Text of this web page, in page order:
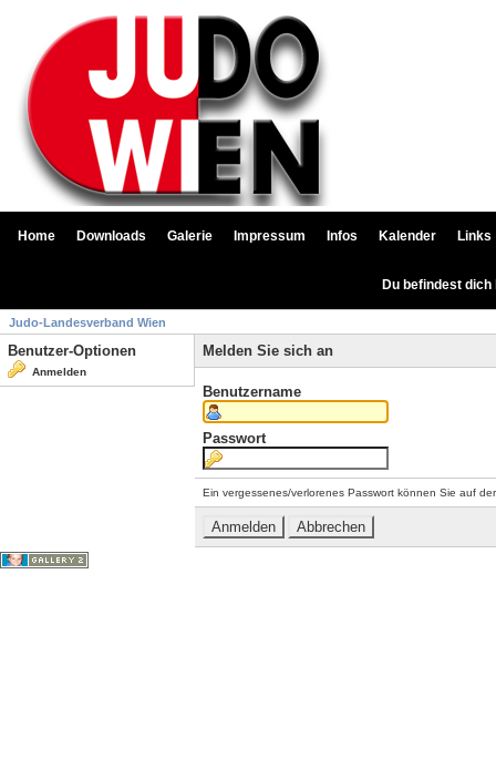
Home Downloads Galerie Impressum Infos Kalender Links
Du befindest
Judo-Landesverband Wien
Benutzer-Optionen
Anmelden
Melden Sie sich an
Benutzername
Passwort
Ein vergessenes/verlorenes Passwort können Sie auf